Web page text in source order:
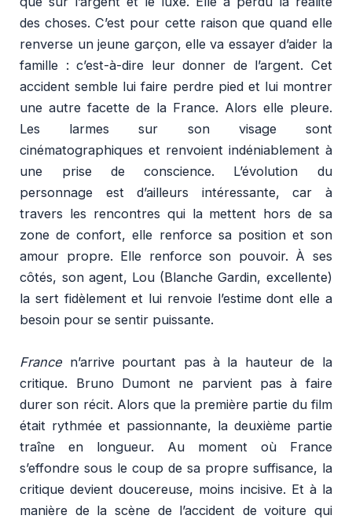
des choses. C’est pour cette raison que quand elle
renverse un jeune garçon, elle va essayer d’aider la
famille : c’est-à-dire leur donner de l’argent. Cet
accident semble lui faire perdre pied et lui montrer
une autre facette de la France. Alors elle pleure.
Les larmes sur son visage sont
cinématographiques et renvoient indéniablement à
une prise de conscience. L’évolution du
personnage est d’ailleurs intéressante, car à
travers les rencontres qui la mettent hors de sa
zone de confort, elle renforce sa position et son
amour propre. Elle renforce son pouvoir. À ses
côtés, son agent, Lou (Blanche Gardin, excellente)
la sert fidèlement et lui renvoie l’estime dont elle a
besoin pour se sentir puissante.
France n’arrive pourtant pas à la hauteur de la
critique. Bruno Dumont ne parvient pas à faire
durer son récit. Alors que la première partie du film
était rythmée et passionnante, la deuxième partie
traîne en longueur. Au moment où France
s’effondre sous le coup de sa propre suffisance, la
critique devient doucereuse, moins incisive. Et à la
manière de la scène de l’accident de voiture qui